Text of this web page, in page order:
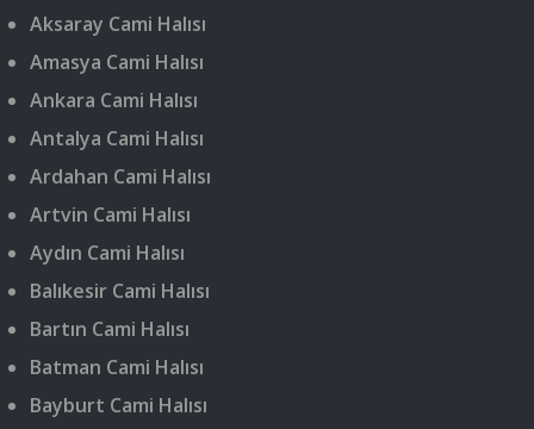
Aksaray Cami Halısı
Amasya Cami Halısı
Ankara Cami Halısı
Antalya Cami Halısı
Ardahan Cami Halısı
Artvin Cami Halısı
Aydın Cami Halısı
Balıkesir Cami Halısı
Bartın Cami Halısı
Batman Cami Halısı
Bayburt Cami Halısı